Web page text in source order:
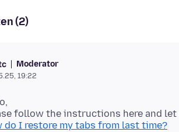
(2)
Moderator
19:22
do I restore my tabs from last time?